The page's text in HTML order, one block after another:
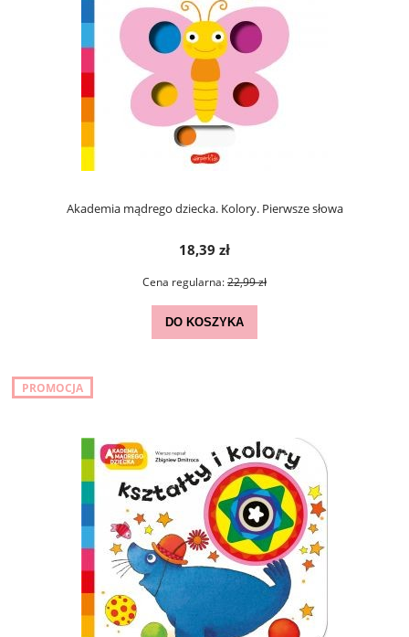
Akademia mądrego dziecka. Kolory. Pierwsze słowa
18,39 zł
Cena regularna:22,99 zł
DO KOSZYKA
PROMOCJA